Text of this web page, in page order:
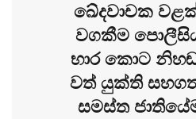
ඛේදවාචක
වගකීම
භාර කොට
වත් යුක්ති
සමස්ත